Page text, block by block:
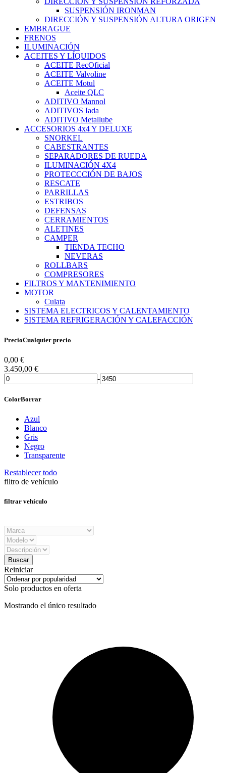
SUSPENSIÓN IRONMAN
DIRECCIÓN Y SUSPENSIÓN ALTURA ORIGEN
EMBRAGUE
FRENOS
ILUMINACIÓN
ACEITES Y LÍQUIDOS
ACEITE RecOficial
ACEITE Valvoline
ACEITE Motul
Aceite QLC
ADITIVO Mannol
ADITIVOS Iada
ADITIVO Metallube
ACCESORIOS 4x4 Y DELUXE
SNORKEL
CABESTRANTES
SEPARADORES DE RUEDA
ILUMINACIÓN 4X4
PROTECCCIÓN DE BAJOS
RESCATE
PARRILLAS
ESTRIBOS
DEFENSAS
CERRAMIENTOS
ALETINES
CAMPER
TIENDA TECHO
NEVERAS
ROLLBARS
COMPRESORES
FILTROS Y MANTENIMIENTO
MOTOR
Culata
SISTEMA ELECTRICOS Y CALENTAMIENTO
SISTEMA REFRIGERACIÓN Y CALEFACCIÓN
PrecioCualquier precio
0,00 €
3.450,00 €
-
ColorBorrar
Azul
Blanco
Gris
Negro
Transparente
Restablecer todo
filtro de vehículo
filtrar vehículo
Reiniciar
Solo productos en oferta
Mostrando el único resultado